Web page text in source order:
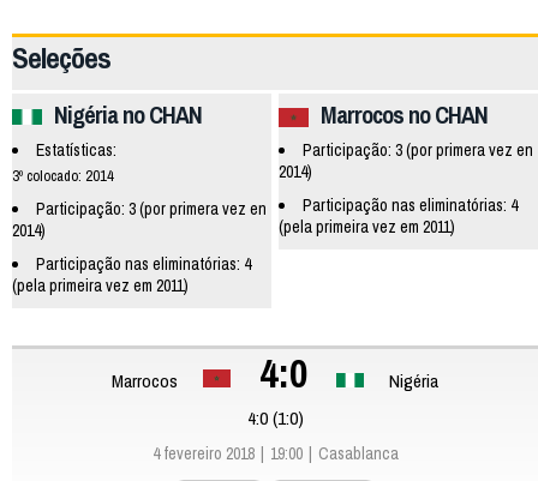
Seleções
Marrocos no CHAN
Participação: 3 (por primera vez en
2014)
Participação nas eliminatórias: 4
(pela primeira vez em 2011)
Nigéria no CHAN
Estatísticas:
3º colocado: 2014
Participação: 3 (por primera vez en
2014)
Participação nas eliminatórias: 4
(pela primeira vez em 2011)
Marrocos 4:0
Nigéria
4:0 (1:0)
4 fevereiro 2018 19:00 Casablanca